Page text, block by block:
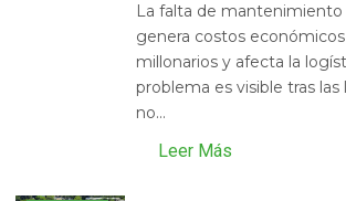
La falta de mantenimiento
genera costos
millonarios y afecta la
problema es visible tras las
no...
Leer Más